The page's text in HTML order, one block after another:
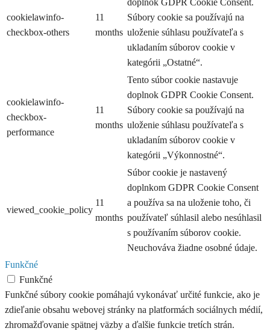
cookielawinfo-
checkbox-others
11
months
doplnok GDPR Cookie Consent.
Súbory cookie sa používajú na
uloženie súhlasu používateľa s
ukladaním súborov cookie v
kategórii „Ostatné“.
cookielawinfo-
checkbox-
performance
11
months
Tento súbor cookie nastavuje
doplnok GDPR Cookie Consent.
Súbory cookie sa používajú na
uloženie súhlasu používateľa s
ukladaním súborov cookie v
kategórii „Výkonnostné“.
viewed_cookie_policy
11
months
Súbor cookie je nastavený
doplnkom GDPR Cookie Consent
a používa sa na uloženie toho, či
používateľ súhlasil alebo nesúhlasil
s používaním súborov cookie.
Neuchováva žiadne osobné údaje.
Funkčné
Funkčné
Funkčné súbory cookie pomáhajú vykonávať určité funkcie, ako je
zdieľanie obsahu webovej stránky na platformách sociálnych médií,
zhromažďovanie spätnej väzby a ďalšie funkcie tretích strán.